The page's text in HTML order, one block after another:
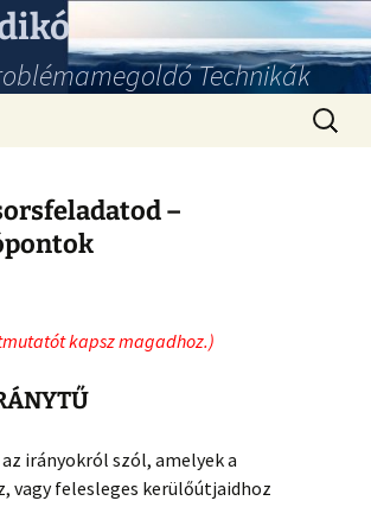
Technikák
–
kapsz magadhoz.)
irányokról szól, amelyek a
vagy felesleges kerülőútjaidhoz